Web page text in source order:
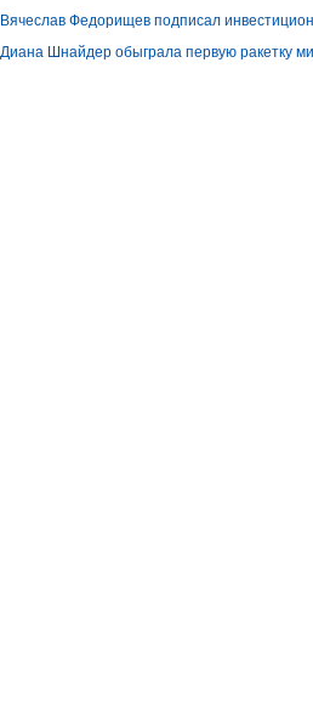
Вячеслав Федорищев подписал
Диана Шнайдер обыграла первую ракетку